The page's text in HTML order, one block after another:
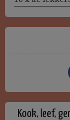
Kook, leef,